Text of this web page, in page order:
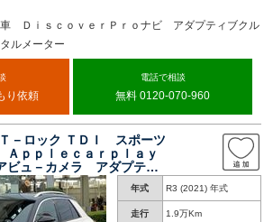
車 ＤｉｓｃｏｖｅｒＰｒｏナビ アダプティブクル
ルメーター
り依頼
電話で相談
無料 0120-070-960
－ロック ＴＤＩ スポーツ
ｐｐｌｅｃａｒｐｌａｙ
ュ－カメラ アダプティ
ープ ブラインドスポッ
プ 電動リア 純正１８イ
年式 R3 (2021) 年式
走行 1.9万Km